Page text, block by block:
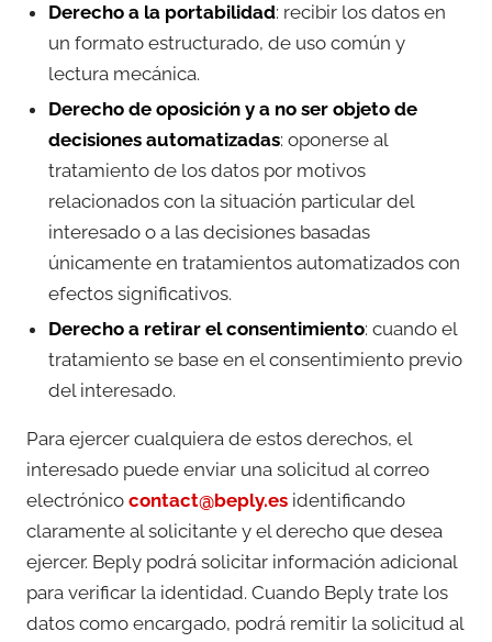
Derecho a la portabilidad: recibir los datos en
un formato estructurado, de uso común y
lectura mecánica.
Derecho de oposición y a no ser objeto de
decisiones automatizadas: oponerse al
tratamiento de los datos por motivos
relacionados con la situación particular del
interesado o a las decisiones basadas
únicamente en tratamientos automatizados con
efectos significativos.
Derecho a retirar el consentimiento: cuando el
tratamiento se base en el consentimiento previo
del interesado.
Para ejercer cualquiera de estos derechos, el
interesado puede enviar una solicitud al correo
electrónico contact@beply.es identificando
claramente al solicitante y el derecho que desea
ejercer. Beply podrá solicitar información adicional
para verificar la identidad. Cuando Beply trate los
datos como encargado, podrá remitir la solicitud al